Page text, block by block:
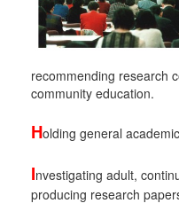
recommending research
community education.
Holding general
Investigating adult,
producing research